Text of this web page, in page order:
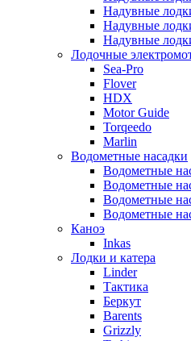
Надувные
Надувные
Надувные
Лодочные
Sea-Pro
Flover
HDX
Motor Guide
Torqeedo
Marlin
Водометные насадки
Водометные
Водометные
Водометные
Водометные
Каноэ
Inkas
Лодки и катера
Linder
Тактика
Беркут
Barents
Grizzly